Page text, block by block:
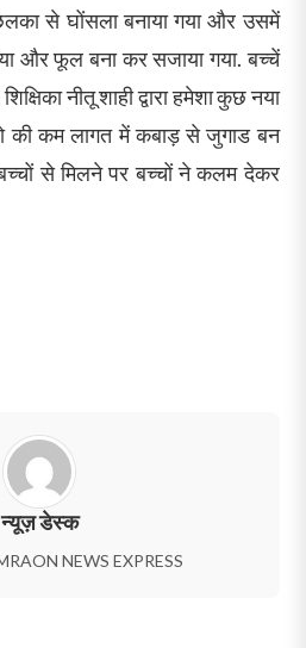
से घोंसला बनाया गया और उसमें
और फूल बना कर सजाया गया. बच्चें
नीतू शाही द्वारा हमेशा कुछ नया
की कम लागत में कबाड़ से जुगाड बन
से मिलने पर बच्चों ने कलम देकर
न्यूज़ डेस्क
NEWS EXPRESS